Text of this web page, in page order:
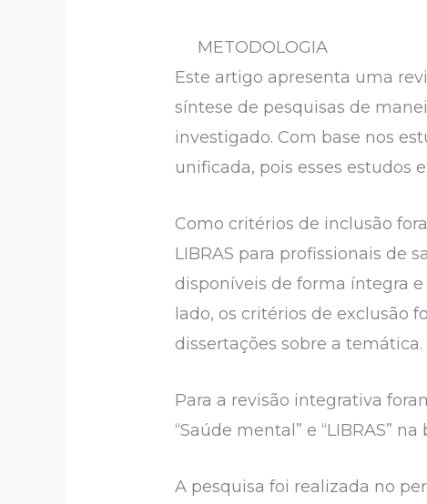
METODOLOGIA
Este artigo apresenta uma
síntese de pesquisas de
investigado. Com base nos
unificada, pois esses estudos
Como critérios de inclusão
LIBRAS para profissionais de
disponíveis de forma íntegra
lado, os critérios de exclusão
dissertações sobre a temática.
Para a revisão integrativa
“Saúde mental” e “LIBRAS”
A pesquisa foi realizada no